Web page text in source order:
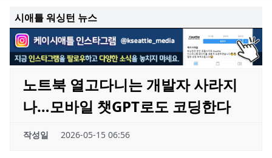
시애틀 워싱턴 뉴스
노트북 열고다니는 개발자 사라지
나…모바일 챗GPT로도 코딩한다
작성일 2026-05-15 06:56